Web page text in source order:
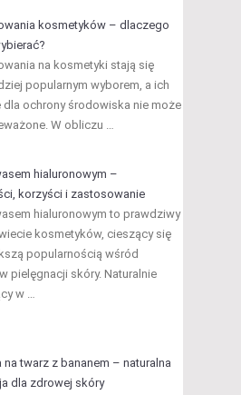
kosmetyków – dlaczego
na kosmetyki stają się
popularnym wyborem, a ich
dla ochrony środowiska nie może
W obliczu …
hialuronowym –
korzyści i zastosowanie
hialuronowym to prawdziwy
kosmetyków, cieszący się
popularnością wśród
pielęgnacji skóry. Naturalnie
w …
na twarz z bananem – naturalna
dla zdrowej skóry